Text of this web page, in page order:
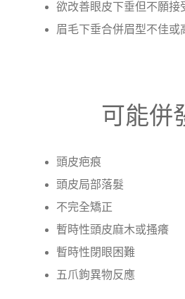
欲改善眼皮下垂但不願接
眉毛下垂合併眉型不佳或
可能併
頭皮疤痕
頭皮局部落髮
不完全矯正
暫時性頭皮麻木或搔癢
暫時性閉眼困難
五爪鉤異物反應